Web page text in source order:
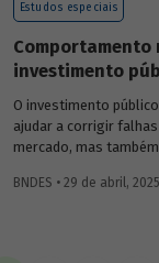
do apoio do BNDES.
Estudos especiais
Comportamento
investimento
O investimento
ajudar a corrigir
mercado, mas
economia, com
BNDES • 29 de abril, 2025